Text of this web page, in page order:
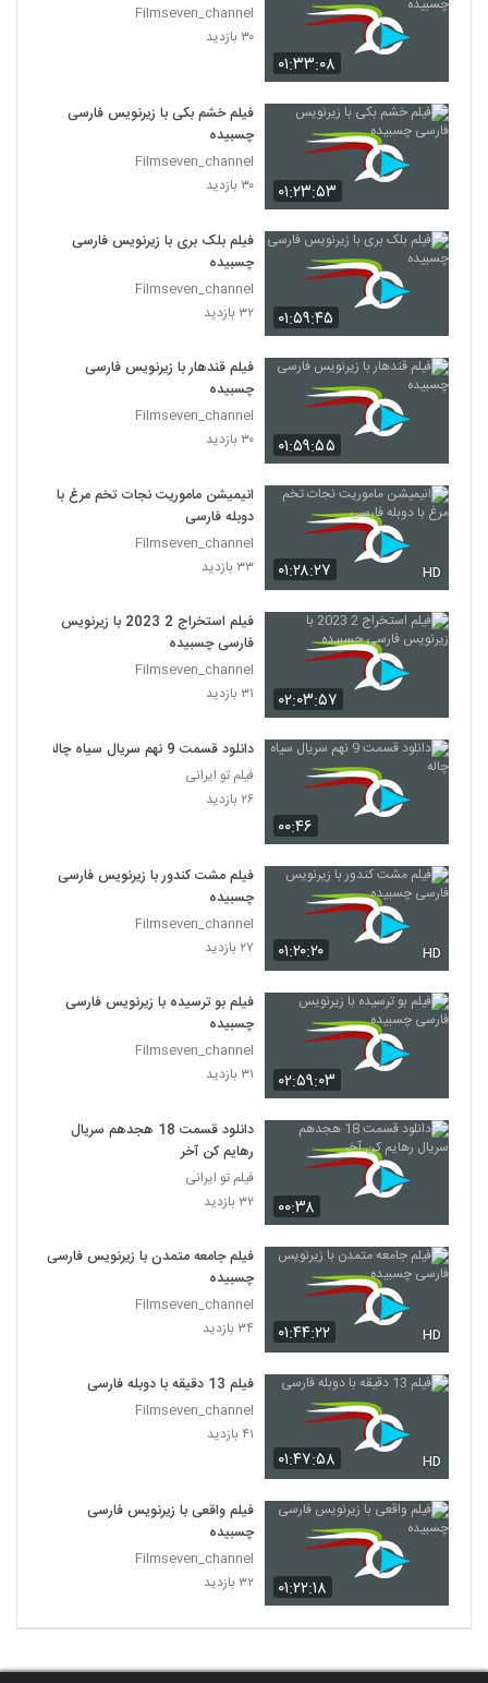
۰۱:۳۳:۰۸
Filmseven_channel
۳۰ بازدید
۰۱:۲۳:۵۳
فیلم خشم بکی با زیرنویس فارسی
چسبیده
Filmseven_channel
۳۰ بازدید
۰۱:۵۹:۴۵
فیلم بلک بری با زیرنویس فارسی
چسبیده
Filmseven_channel
۳۲ بازدید
۰۱:۵۹:۵۵
فیلم قندهار با زیرنویس فارسی
چسبیده
Filmseven_channel
۳۰ بازدید
۰۱:۲۸:۲۷ HD
انیمیشن ماموریت نجات تخم مرغ با
دوبله فارسی
Filmseven_channel
۳۳ بازدید
۰۲:۰۳:۵۷
فیلم استخراج 2 2023 با زیرنویس
فارسی چسبیده
Filmseven_channel
۳۱ بازدید
۰۰:۴۶
دانلود قسمت 9 نهم سریال سیاه چاله
فیلم تو ایرانی
۲۶ بازدید
۰۱:۲۰:۲۰ HD
فیلم مشت کندور با زیرنویس فارسی
چسبیده
Filmseven_channel
۲۷ بازدید
۰۲:۵۹:۰۳
فیلم بو ترسیده با زیرنویس فارسی
چسبیده
Filmseven_channel
۳۱ بازدید
۰۰:۳۸
دانلود قسمت 18 هجدهم سریال
رهایم کن آخر
فیلم تو ایرانی
۳۲ بازدید
۰۱:۴۴:۲۲ HD
فیلم جامعه متمدن با زیرنویس فارسی
چسبیده
Filmseven_channel
۳۴ بازدید
۰۱:۴۷:۵۸ HD
فیلم 13 دقیقه با دوبله فارسی
Filmseven_channel
۴۱ بازدید
۰۱:۲۲:۱۸
فیلم واقعی با زیرنویس فارسی
چسبیده
Filmseven_channel
۳۲ بازدید